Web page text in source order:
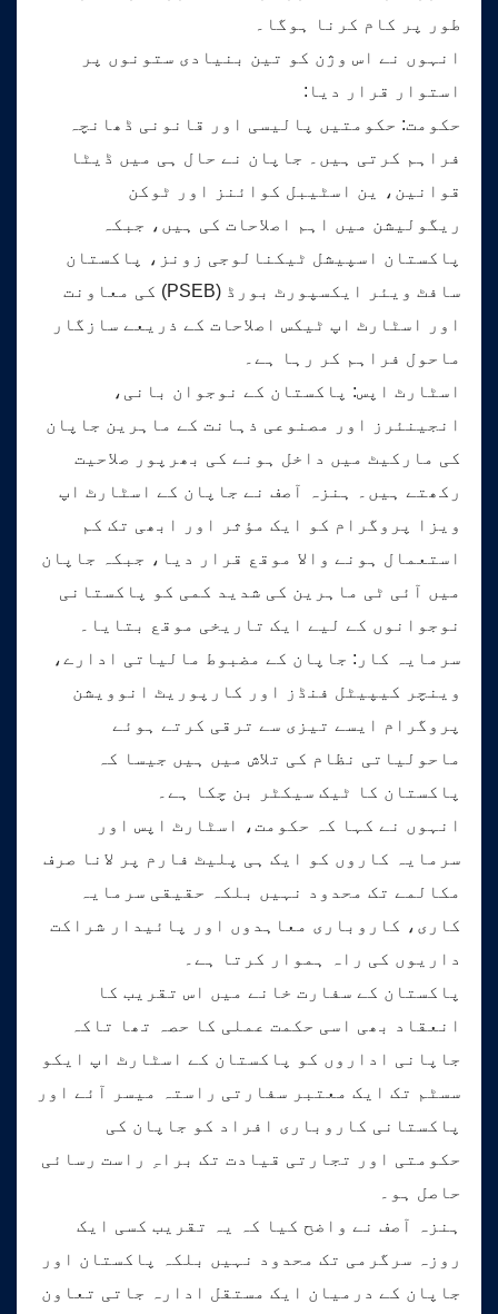
طور پر کام کرنا ہوگا۔
انہوں نے اس وژن کو تین بنیادی ستونوں پر
استوار قرار دیا:
حکومت: حکومتیں پالیسی اور قانونی ڈھانچہ
فراہم کرتی ہیں۔ جاپان نے حال ہی میں ڈیٹا
قوانین، ین اسٹیبل کوائنز اور ٹوکن
ریگولیشن میں اہم اصلاحات کی ہیں، جبکہ
پاکستان اسپیشل ٹیکنالوجی زونز، پاکستان
سافٹ ویئر ایکسپورٹ بورڈ (PSEB) کی معاونت
اور اسٹارٹ اپ ٹیکس اصلاحات کے ذریعے سازگار
ماحول فراہم کر رہا ہے۔
اسٹارٹ اپس: پاکستان کے نوجوان بانی،
انجینئرز اور مصنوعی ذہانت کے ماہرین جاپان
کی مارکیٹ میں داخل ہونے کی بھرپور صلاحیت
رکھتے ہیں۔ ہنزہ آصف نے جاپان کے اسٹارٹ اپ
ویزا پروگرام کو ایک مؤثر اور ابھی تک کم
استعمال ہونے والا موقع قرار دیا، جبکہ جاپان
میں آئی ٹی ماہرین کی شدید کمی کو پاکستانی
نوجوانوں کے لیے ایک تاریخی موقع بتایا۔
سرمایہ کار: جاپان کے مضبوط مالیاتی ادارے،
وینچر کیپیٹل فنڈز اور کارپوریٹ انوویشن
پروگرام ایسے تیزی سے ترقی کرتے ہوئے
ماحولیاتی نظام کی تلاش میں ہیں جیسا کہ
پاکستان کا ٹیک سیکٹر بن چکا ہے۔
انہوں نے کہا کہ حکومت، اسٹارٹ اپس اور
سرمایہ کاروں کو ایک ہی پلیٹ فارم پر لانا صرف
مکالمے تک محدود نہیں بلکہ حقیقی سرمایہ
کاری، کاروباری معاہدوں اور پائیدار شراکت
داریوں کی راہ ہموار کرتا ہے۔
پاکستان کے سفارت خانے میں اس تقریب کا
انعقاد بھی اسی حکمت عملی کا حصہ تھا تاکہ
جاپانی اداروں کو پاکستان کے اسٹارٹ اپ ایکو
سسٹم تک ایک معتبر سفارتی راستہ میسر آئے اور
پاکستانی کاروباری افراد کو جاپان کی
حکومتی اور تجارتی قیادت تک براہِ راست رسائی
حاصل ہو۔
ہنزہ آصف نے واضح کیا کہ یہ تقریب کسی ایک
روزہ سرگرمی تک محدود نہیں بلکہ پاکستان اور
جاپان کے درمیان ایک مستقل ادارہ جاتی تعاون